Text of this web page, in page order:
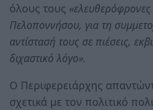
όλους τους «ελευθερόφρονες
Πελοποννήσου, για τη
αντίστασή τους σε πιέσεις,
διχαστικό λόγο».
Ο Περιφερειάρχης
σχετικά με τον πολιτικό